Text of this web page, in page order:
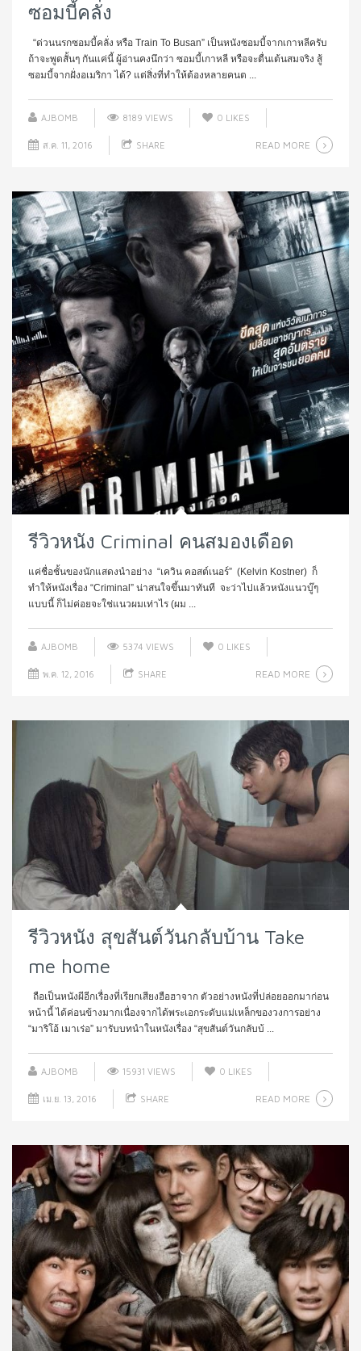
ซอมบี้คลั่ง
“ด่วนนรกซอมบี้คลั่ง หรือ Train To Busan” เป็นหนังซอมบี้จากเกาหลีครับ
ถ้าจะพูดสั้นๆ กันแค่นี้ ผู้อ่านคงนึกว่า ซอมบี้เกาหลี หรือจะตื่นเต้นสมจริง สู้
ซอมบี้จากฝั่งอเมริกา ได้? แต่สิ่งที่ทำให้ต้องหลายคนต ...
AJBOMB 8189 VIEWS 0 LIKES
ส.ค. 11, 2016 SHARE READ MORE
รีวิวหนัง Criminal คนสมองเดือด
แค่ชื่อชั้นของนักแสดงนำอย่าง “เควิน คอสต์เนอร์” (Kelvin Kostner) ก็
ทำให้หนังเรื่อง “Criminal” น่าสนใจขึ้นมาทันที จะว่าไปแล้วหนังแนวบู๊ๆ
แบบนี้ ก็ไม่ค่อยจะใช่แนวผมเท่าไร (ผม ...
AJBOMB 5374 VIEWS 0 LIKES
พ.ค. 12, 2016 SHARE READ MORE
รีวิวหนัง สุขสันต์วันกลับบ้าน Take
me home
ถือเป็นหนังผีอีกเรื่องที่เรียกเสียงฮือฮาจาก ตัวอย่างหนังที่ปล่อยออกมาก่อน
หน้านี้ ได้ค่อนข้างมากเนื่องจากได้พระเอกระดับแม่เหล็กของวงการอย่าง
“มาริโอ้ เมาเร่อ” มารับบทนำในหนังเรื่อง “สุขสันต์วันกลับบ้ ...
AJBOMB 15931 VIEWS 0 LIKES
เม.ย. 13, 2016 SHARE READ MORE